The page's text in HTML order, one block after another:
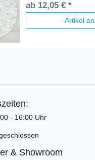
ab 12,05 € *
Artikel
- 16:00 Uhr
& Showroom